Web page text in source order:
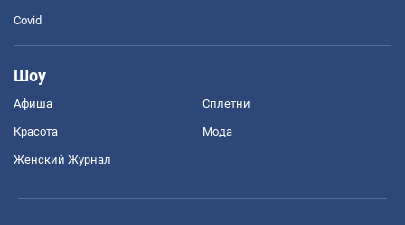
Covid
Шоу
Афиша Сплетни
Красота Мода
Женский Журнал